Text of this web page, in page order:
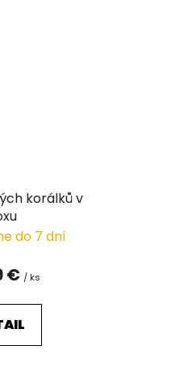
korálků v
do 7 dní
€ / ks